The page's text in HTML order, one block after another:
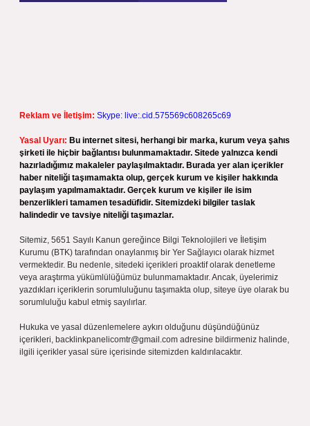
Reklam ve İletişim: Skype: live:.cid.575569c608265c69
Yasal Uyarı: Bu internet sitesi, herhangi bir marka, kurum veya şahıs
şirketi ile hiçbir bağlantısı bulunmamaktadır. Sitede yalnızca kendi
hazırladığımız makaleler paylaşılmaktadır. Burada yer alan içerikler
haber niteliği taşımamakta olup, gerçek kurum ve kişiler hakkında
paylaşım yapılmamaktadır. Gerçek kurum ve kişiler ile isim
benzerlikleri tamamen tesadüfidir. Sitemizdeki bilgiler taslak
halindedir ve tavsiye niteliği taşımazlar.
Sitemiz, 5651 Sayılı Kanun gereğince Bilgi Teknolojileri ve İletişim
Kurumu (BTK) tarafından onaylanmış bir Yer Sağlayıcı olarak hizmet
vermektedir. Bu nedenle, sitedeki içerikleri proaktif olarak denetleme
veya araştırma yükümlülüğümüz bulunmamaktadır. Ancak, üyelerimiz
yazdıkları içeriklerin sorumluluğunu taşımakta olup, siteye üye olarak bu
sorumluluğu kabul etmiş sayılırlar.
Hukuka ve yasal düzenlemelere aykırı olduğunu düşündüğünüz
içerikleri, backlinkpanelicomtr@gmail.com adresine bildirmeniz halinde,
ilgili içerikler yasal süre içerisinde sitemizden kaldırılacaktır.